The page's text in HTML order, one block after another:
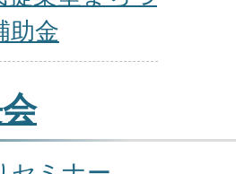
助金